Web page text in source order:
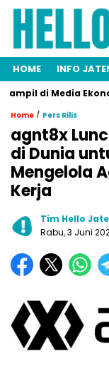
HOME INFO
Media Ekonomi
Home / Pers Rilis
agnt8x
di Dunia
Mengelola
Kerja
Tim Hello
Rabu, 3 Juni